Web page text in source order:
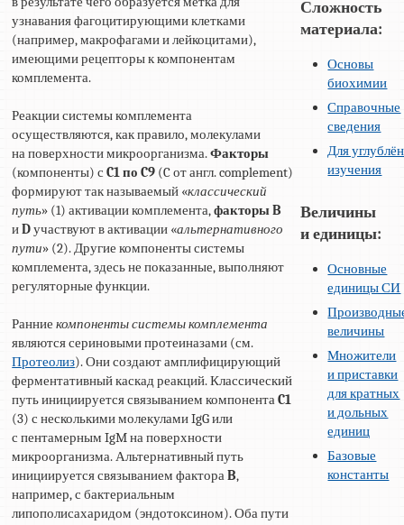
узнавания фагоцитирующими клетками
(например, макрофагами и лейкоцитами),
имеющими рецепторы к компонентам
комплемента.
Реакции системы комплемента
осуществляются, как правило, молекулами
на поверхности микроорганизма.Факторы
(компоненты) сC1 по C9 (C от англ. complement)
формируют так называемый «классический
путь» (1) активации комплемента,факторы B
иDучаствуют в активации «альтернативного
пути» (2). Другие компоненты системы
комплемента, здесь не показанные, выполняют
регуляторные функции.
Ранниекомпоненты системы комплемента
являются сериновыми протеиназами (см.
Протеолиз). Они создают амплифицирующий
ферментативный каскад реакций. Классический
путь инициируется связыванием компонентаC1
(3) с несколькими молекулами IgG или
с пентамерным IgM на поверхности
микроорганизма. Альтернативный путь
инициируется связыванием фактораB,
например, с бактериальным
липополисахаридом (эндотоксином). Оба пути
Сложность
материала:
Основы
биохимии
Справочные
сведения
Для
изучения
Величины
и единицы:
Основные
единицы СИ
величины
Множители
и приставки
для кратных
и дольных
единиц
Базовые
константы